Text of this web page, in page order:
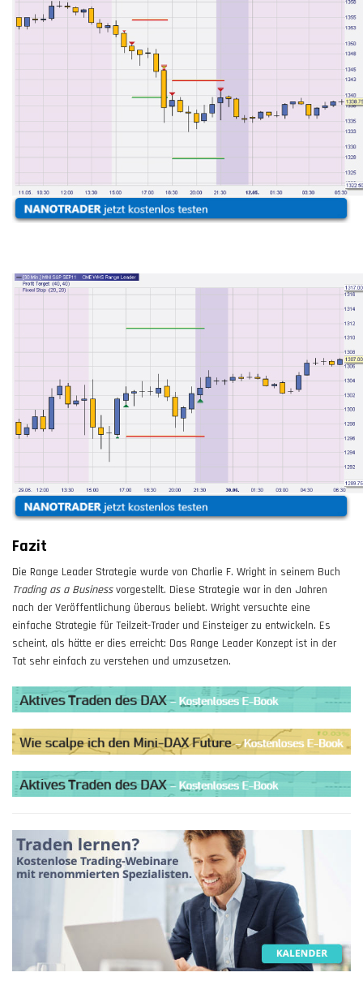
Fazit
Die Range Leader Strategie wurde von Charlie F. Wright in seinem Buch
Trading as a Businessvorgestellt. Diese Strategie war in den Jahren
nach der Veröffentlichung überaus beliebt. Wright versuchte eine
einfache Strategie für Teilzeit-Trader und Einsteiger zu entwickeln. Es
scheint, als hätte er dies erreicht: Das Range Leader Konzept ist in der
Tat sehr einfach zu verstehen und umzusetzen.